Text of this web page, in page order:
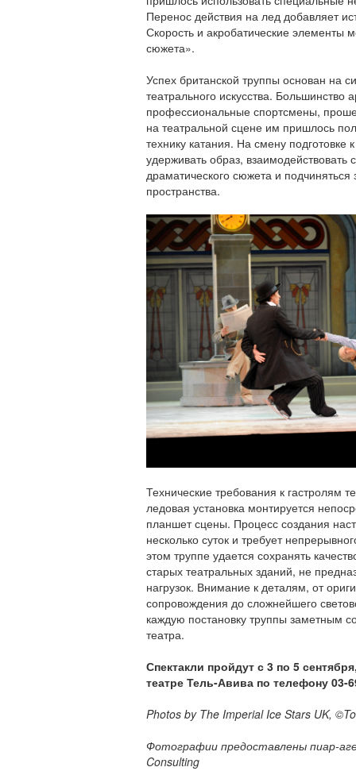
Перенос действия на лед добавляет
Скорость и акробатические элементы
сюжета».
Успех британской труппы основан на
театрального искусства. Большинство
профессиональные спортсмены,
на театральной сцене им пришлось
технику катания. На смену
удерживать образ, взаимодействовать
драматического сюжета и подчиняться
пространства.
Технические требования к гастролям
ледовая установка монтируется
планшет сцены. Процесс создания
несколько суток и требует
этом труппе удается сохранять
старых театральных зданий, не
нагрузок. Внимание к деталям, от
сопровождения до сложнейшего
каждую постановку труппы заметным
театра.
Спектакли пройдут с 3 по 5
театре Тель-Авива по телефону 03-
Photos by The Imperial Ice Stars UK,
Фотографии предоставлены пиар-
Consulting